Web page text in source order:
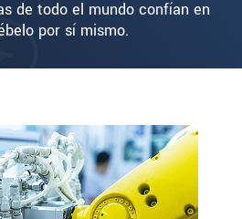
de todo el mundo confían en
por sí mismo.